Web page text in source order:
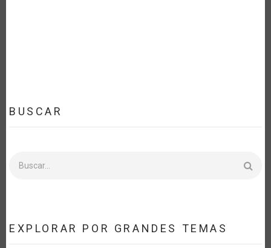
BUSCAR
EXPLORAR POR GRANDES TEMAS